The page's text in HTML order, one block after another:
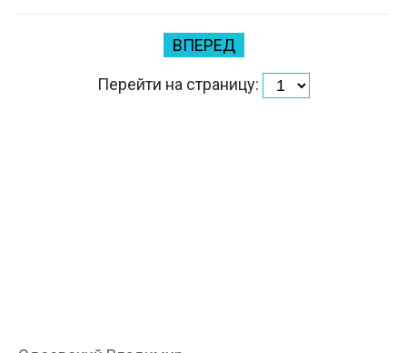
ВПЕРЕД
Перейти на страницу: